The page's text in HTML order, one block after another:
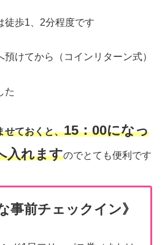
徒歩1、2分程度です
けてから（コインリターン式）
た
せておくと、15：00になっ
入れますのでとても便利です
事前チェックイン》